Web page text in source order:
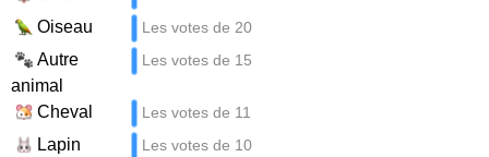
Oiseau Les votes de 20
Autre
animal
Les votes de 15
Cheval Les votes de 11
Lapin Les votes de 10